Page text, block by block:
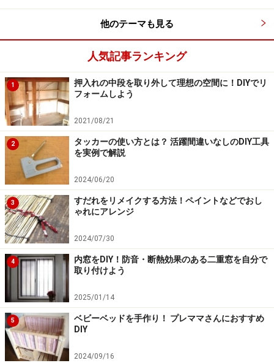
型紙につかう紙
マスキングテープ
継ぎ目シーラー
シリコン充填材
ボールペンかマジック
定規
メジャー
両面テープ
クッションフロアシート（CFシート）の張
り替え方手順
1. お掃除
きれいにしてから作業しましょう
他のテーマも見る
人気記事ランキング
1
押入れの中段を取り外して理想の空間に！DIYでリ
フォームしよう
2021/08/21
2
タッカーの使い方とは？ 活躍間違いなしのDIY工具
を実例で解説
2024/06/20
3
すだれをリメイクする方法！ペイントなどでおし
ゃれにアレンジ
2024/07/30
4
内窓をDIY！防音・断熱効果のある二重窓を自分で
取り付けよう
2025/01/14
5
ベビーベッドを手作り！ プレママさんにおすすめ
DIY
2024/09/16